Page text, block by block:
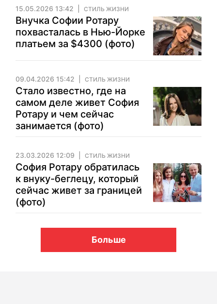
15.05.2026 13:42 СТИЛЬ ЖИЗНИ
Внучка Софии Ротару
похвасталась в Нью-Йорке
платьем за $4300 (фото)
09.04.2026 15:42 СТИЛЬ ЖИЗНИ
Стало известно, где на
самом деле живет София
Ротару и чем сейчас
занимается (фото)
23.03.2026 12:09 СТИЛЬ ЖИЗНИ
София Ротару обратилась
к внуку-беглецу, который
сейчас живет за границей
(фото)
Больше